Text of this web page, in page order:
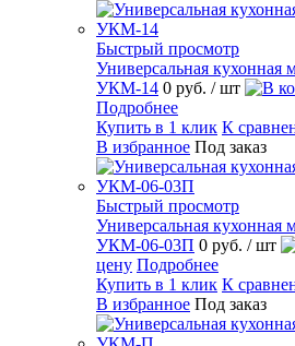
Быстрый просмотр
Универсальная
УКМ-14 0 руб. / шт
Подробнее
Купить в 1 клик К
В избранное Под заказ
Быстрый просмотр
Универсальная
УКМ-06-03П 0 руб. / шт
цену Подробнее
Купить в 1 клик К
В избранное Под заказ